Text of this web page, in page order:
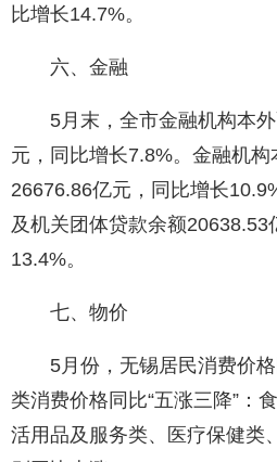
比增长14.7%。
六、金融
5月末，全市金融机构本外
元，同比增长7.8%。金融机构
26676.86亿元，同比增长
及机关团体贷款余额20638.53
13.4%。
七、物价
5月份，无锡居民消费价格
类消费价格同比“五涨三降”：
活用品及服务类、医疗保健类